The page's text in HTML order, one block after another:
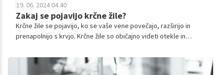
19. 06. 2024 04.40
Zakaj se pojavijo krčne žile?
Krčne žile se pojavijo, ko se vaše vene povečajo, razširijo in
prenapolnijo s krvjo. Krčne žile so običajno videti otekle in
predstavljajo samo 'estetskega' problema, saj so nemalokrat
tudi boleče.